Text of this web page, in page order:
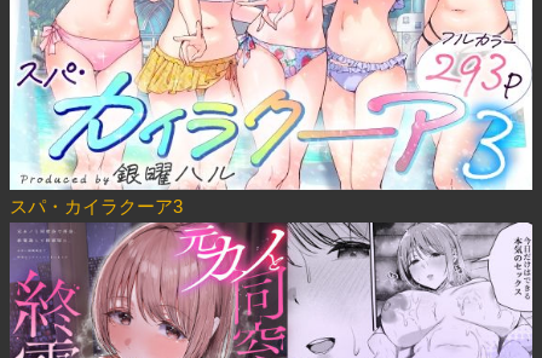
スパ・カイラクーア3